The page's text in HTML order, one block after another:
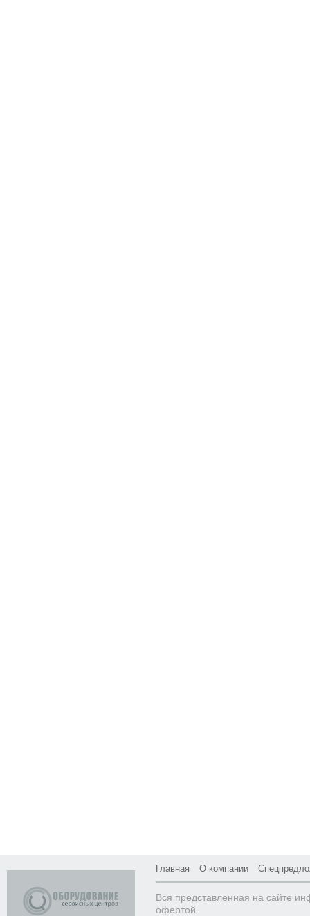
Главная О компании
Вся представленная на сайте
офертой.